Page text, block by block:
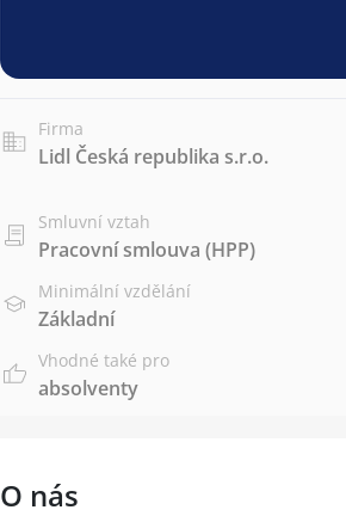
Firma
Lidl Česká republika s.r.o.
Smluvní vztah
Pracovní smlouva (HPP)
Minimální vzdělání
Základní
Vhodné také pro
absolventy
O nás